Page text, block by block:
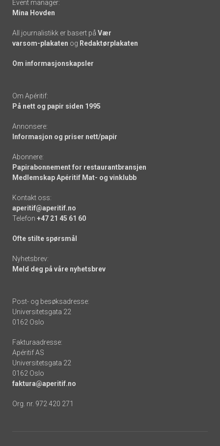
Event manager:
Mina Hovden
All journalistikk er basert på Vær
varsom-plakaten og Redaktørplakaten
Om informasjonskapsler
Om Apéritif:
På nett og papir siden 1995
Annonsere:
Informasjon og priser nett/papir
Abonnere:
Papirabonnement for restaurantbransjen
Medlemskap Apéritif Mat- og vinklubb
Kontakt oss:
aperitif@aperitif.no
Telefon +47 21 45 61 60
Ofte stilte spørsmål
Nyhetsbrev:
Meld deg på våre nyhetsbrev
Post- og besøksadresse:
Universitetsgata 22
0162 Oslo
Fakturaadresse:
Apéritif AS
Universitetsgata 22
0162 Oslo
faktura@aperitif.no
Org. nr. 972 420 271